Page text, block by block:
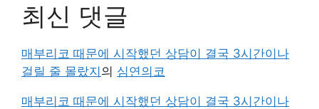
최신 댓글
매부리코 때문에 시작했던 상담이 결국 3시간이나
걸릴 줄 몰랐지 의 심연의코
매부리코 때문에 시작했던 상담이 결국 3시간이나